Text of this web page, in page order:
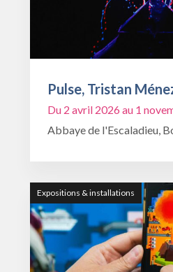
Pulse, Tristan
Du 2 avril 2026 au 1
Abbaye de l'Escaladieu,
Expositions & installations